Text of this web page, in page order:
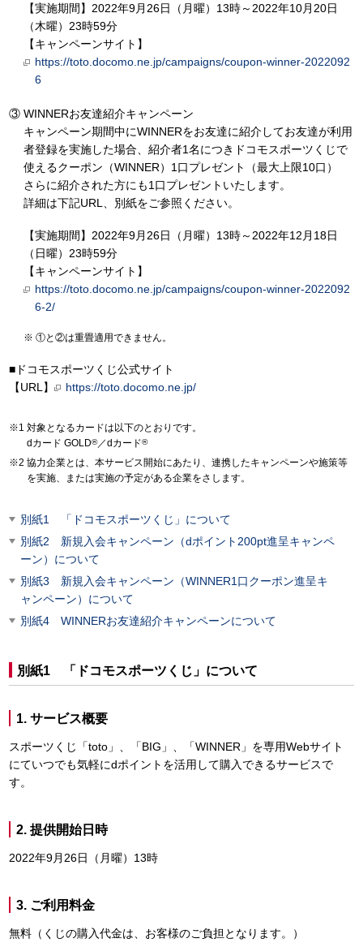
【実施期間】2022年9月26日（月曜）13時～2022年10月20日
（木曜）23時59分
【キャンペーンサイト】
https://toto.docomo.ne.jp/campaigns/coupon-winner-2022092
6
WINNERお友達紹介キャンペーン
キャンペーン期間中にWINNERをお友達に紹介してお友達が利用
者登録を実施した場合、紹介者1名につきドコモスポーツくじで
使えるクーポン（WINNER）1口プレゼント（最大上限10口）
さらに紹介された方にも1口プレゼントいたします。
詳細は下記URL、別紙をご参照ください。
【実施期間】2022年9月26日（月曜）13時～2022年12月18日
（日曜）23時59分
【キャンペーンサイト】
https://toto.docomo.ne.jp/campaigns/coupon-winner-2022092
6-2/
①と②は重畳適用できません。
■ドコモスポーツくじ公式サイト
【URL】
https://toto.docomo.ne.jp/
対象となるカードは以下のとおりです。
dカード GOLD®／dカード®
協力企業とは、本サービス開始にあたり、連携したキャンペーンや施策等
を実施、または実施の予定がある企業をさします。
別紙1 「ドコモスポーツくじ」について
別紙2 新規入会キャンペーン（dポイント200pt進呈キャンペ
ーン）について
別紙3 新規入会キャンペーン（WINNER1口クーポン進呈キ
ャンペーン）について
別紙4 WINNERお友達紹介キャンペーンについて
別紙1 「ドコモスポーツくじ」について
1. サービス概要
スポーツくじ「toto」、「BIG」、「WINNER」を専用Webサイト
にていつでも気軽にdポイントを活用して購入できるサービスで
す。
2. 提供開始日時
2022年9月26日（月曜）13時
3. ご利用料金
無料（くじの購入代金は、お客様のご負担となります。）